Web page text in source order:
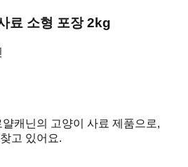
료 소형 포장 2kg
캐닌의 고양이 사료 제품으로,
고 있어요.